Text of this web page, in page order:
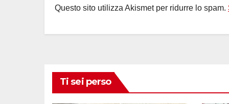
Questo sito utilizza Akismet per ridurre lo spam.
Ti sei perso